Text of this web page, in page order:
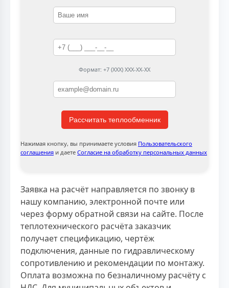
Формат: +7 (XXX) XXX-XX-XX
Рассчитать теплообменник
Нажимая кнопку, вы принимаете условия Пользовательского
соглашения и даете Согласие на обработку персональных данных
Заявка на расчёт направляется по звонку в
нашу компанию, электронной почте или
через форму обратной связи на сайте. После
теплотехнического расчёта заказчик
получает спецификацию, чертёж
подключения, данные по гидравлическому
сопротивлению и рекомендации по монтажу.
Оплата возможна по безналичному расчёту с